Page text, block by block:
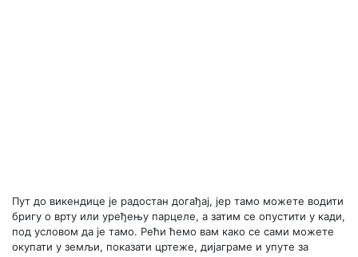
Пут до викендице је радостан догађај, јер тамо можете водити
бригу о врту или уређењу парцеле, а затим се опустити у кади,
под условом да је тамо. Рећи ћемо вам како се сами можете
окупати у земљи, показати цртеже, дијаграме и упуте за